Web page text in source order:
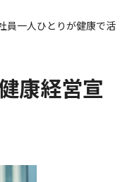
員一人ひとりが健康で活
康経営宣